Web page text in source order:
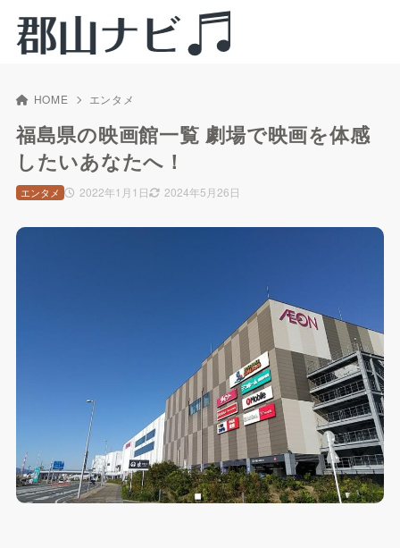
HOME エンタメ
福島県の映画館一覧 劇場で映画を体感
したいあなたへ！
2022年1月1日 2024年5月26日
エンタメ